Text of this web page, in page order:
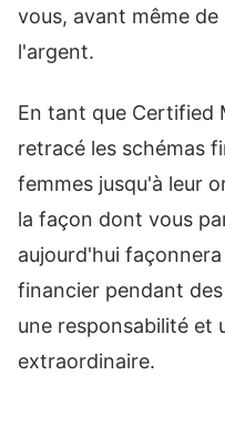
vous, avant même
l'argent.
En tant que Certified
retracé les schémas
femmes jusqu'à leur
la façon dont vous
aujourd'hui
financier pendant
une responsabilité et
extraordinaire.